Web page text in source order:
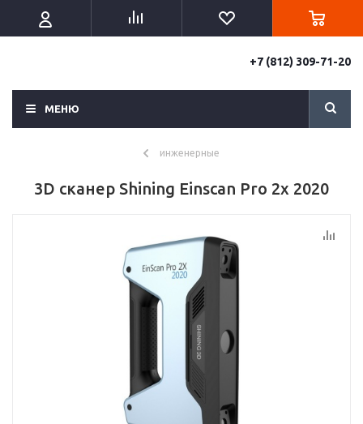
+7 (812) 309-71-20
МЕНЮ
инженерные
3D сканер Shining Einscan Pro 2x 2020